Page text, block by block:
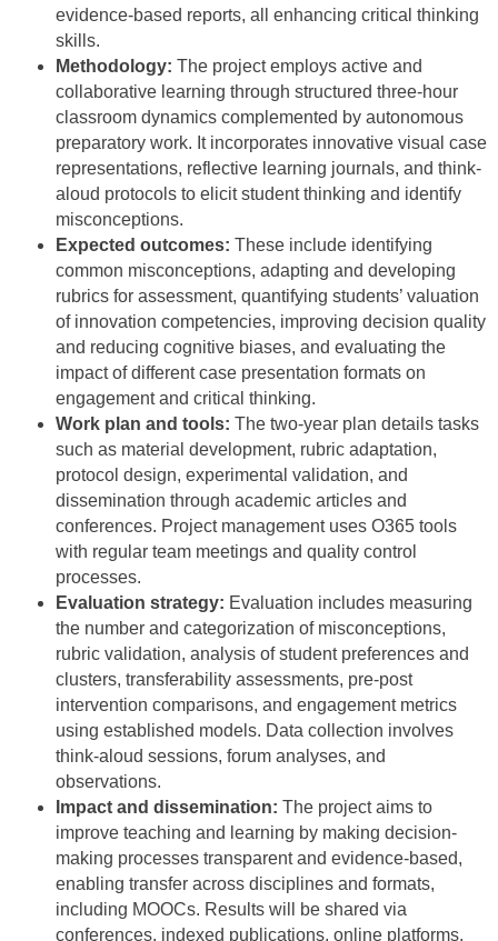
evidence-based reports, all enhancing critical thinking
skills.
Methodology: The project employs active and
collaborative learning through structured three-hour
classroom dynamics complemented by autonomous
preparatory work. It incorporates innovative visual case
representations, reflective learning journals, and think-
aloud protocols to elicit student thinking and identify
misconceptions.
Expected outcomes: These include identifying
common misconceptions, adapting and developing
rubrics for assessment, quantifying students’ valuation
of innovation competencies, improving decision quality
and reducing cognitive biases, and evaluating the
impact of different case presentation formats on
engagement and critical thinking.
Work plan and tools: The two-year plan details tasks
such as material development, rubric adaptation,
protocol design, experimental validation, and
dissemination through academic articles and
conferences. Project management uses O365 tools
with regular team meetings and quality control
processes.
Evaluation strategy: Evaluation includes measuring
the number and categorization of misconceptions,
rubric validation, analysis of student preferences and
clusters, transferability assessments, pre-post
intervention comparisons, and engagement metrics
using established models. Data collection involves
think-aloud sessions, forum analyses, and
observations.
Impact and dissemination: The project aims to
improve teaching and learning by making decision-
making processes transparent and evidence-based,
enabling transfer across disciplines and formats,
including MOOCs. Results will be shared via
conferences, indexed publications, online platforms,